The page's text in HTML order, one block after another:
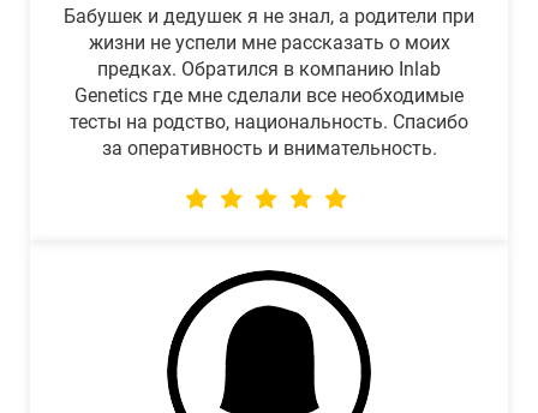
Бабушек и дедушек я не знал, а родители при
жизни не успели мне рассказать о моих
предках. Обратился в компанию Inlab
Genetics где мне сделали все необходимые
тесты на родство, национальность. Спасибо
за оперативность и внимательность.